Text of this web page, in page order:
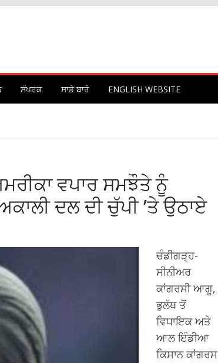
ਸੰਪਰਕ ਸਾਡੇ ਬਾਰੇ ENGLISH WEBSITE
ਵਪਾਰ ਸਮਝੌਤੇ ਨੂੰ
ਦਲ ਦੀ ਚੁੱਪੀ ’ਤੇ ਉਠਾਏ
ਚੰਡੀਗੜ੍ਹ-
ਸੀਨੀਅਰ
ਕਾਂਗਰਸੀ ਆਗੂ,
ਭੁਲੱਥ ਤੋਂ
ਵਿਧਾਇਕ ਅਤੇ
ਆਲ ਇੰਡੀਆ
ਕਿਸਾਨ ਕਾਂਗਰਸ